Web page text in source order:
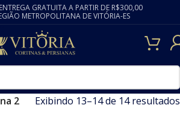
GRATUITA A PARTIR DE R$300,00
METROPOLITANA DE VITÓRIA-ES
2
Exibindo 13–14 de 14 resultados